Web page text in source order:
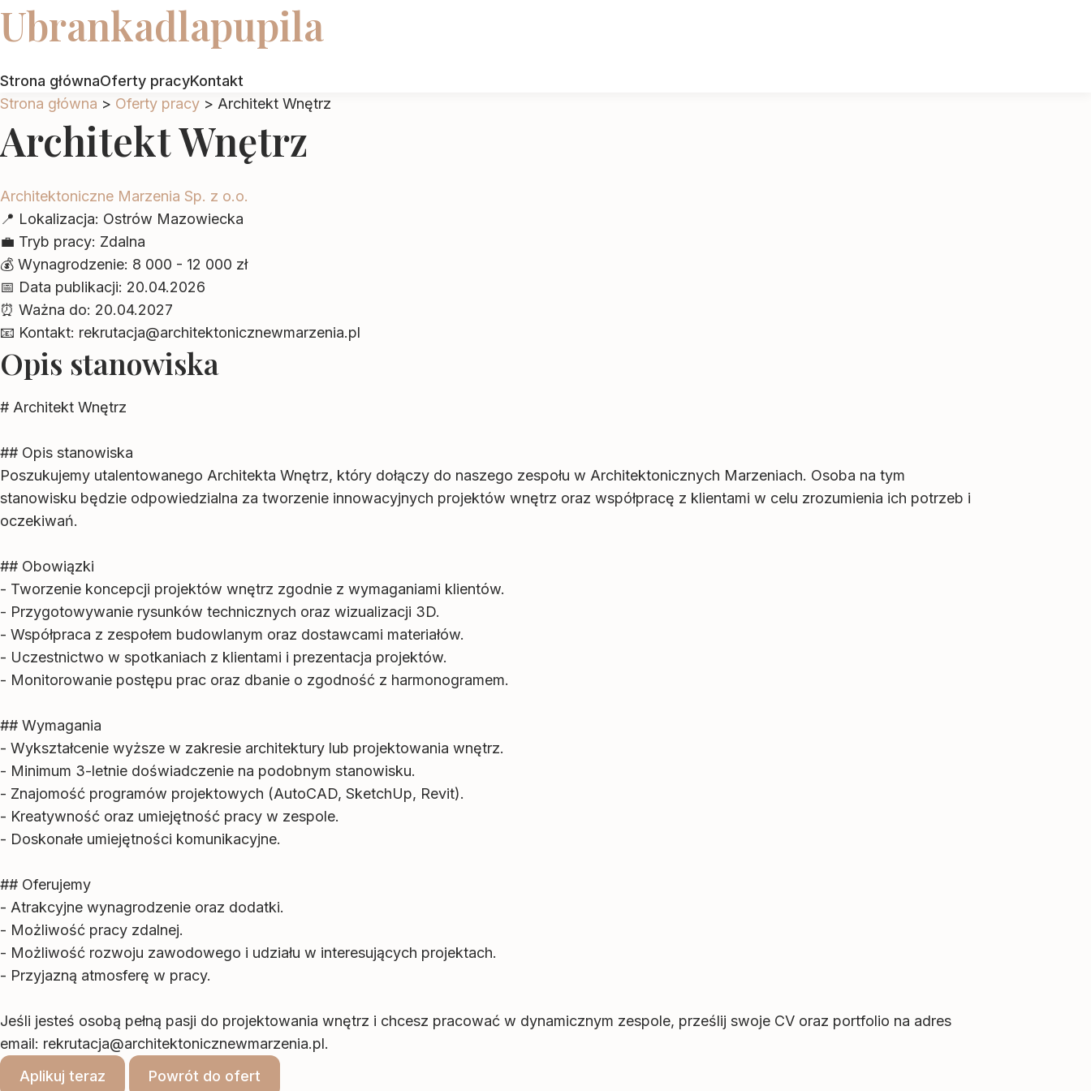
Ubrankadlapupila
Strona głównaOferty pracyKontakt
Strona główna > Oferty pracy > Architekt Wnętrz
Architekt Wnętrz
Architektoniczne Marzenia Sp. z o.o.
📍 Lokalizacja: Ostrów Mazowiecka
💼 Tryb pracy: Zdalna
💰 Wynagrodzenie: 8 000 - 12 000 zł
📅 Data publikacji: 20.04.2026
⏰ Ważna do: 20.04.2027
📧 Kontakt: rekrutacja@architektonicznewmarzenia.pl
Opis stanowiska
# Architekt Wnętrz
## Opis stanowiska
Poszukujemy utalentowanego Architekta Wnętrz, który dołączy do naszego zespołu w Architektonicznych Marzeniach. Osoba na tym
stanowisku będzie odpowiedzialna za tworzenie innowacyjnych projektów wnętrz oraz współpracę z klientami w celu zrozumienia ich potrzeb i
oczekiwań.
## Obowiązki
- Tworzenie koncepcji projektów wnętrz zgodnie z wymaganiami klientów.
- Przygotowywanie rysunków technicznych oraz wizualizacji 3D.
- Współpraca z zespołem budowlanym oraz dostawcami materiałów.
- Uczestnictwo w spotkaniach z klientami i prezentacja projektów.
- Monitorowanie postępu prac oraz dbanie o zgodność z harmonogramem.
## Wymagania
- Wykształcenie wyższe w zakresie architektury lub projektowania wnętrz.
- Minimum 3-letnie doświadczenie na podobnym stanowisku.
- Znajomość programów projektowych (AutoCAD, SketchUp, Revit).
- Kreatywność oraz umiejętność pracy w zespole.
- Doskonałe umiejętności komunikacyjne.
## Oferujemy
- Atrakcyjne wynagrodzenie oraz dodatki.
- Możliwość pracy zdalnej.
- Możliwość rozwoju zawodowego i udziału w interesujących projektach.
- Przyjazną atmosferę w pracy.
Jeśli jesteś osobą pełną pasji do projektowania wnętrz i chcesz pracować w dynamicznym zespole, prześlij swoje CV oraz portfolio na adres
email: rekrutacja@architektonicznewmarzenia.pl.
Aplikuj teraz
Powrót do ofert